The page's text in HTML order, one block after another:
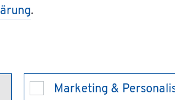
.
Marketing &